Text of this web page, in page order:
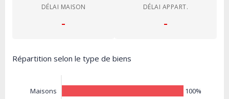
DÉLAI MAISON
-
DÉLAI APPART.
-
Répartition selon le type de biens
Maisons 100%